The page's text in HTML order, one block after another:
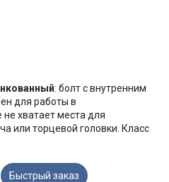
: болт с внутренним
для работы в
не хватает места для
или торцевой головки. Класс
Быстрый заказ